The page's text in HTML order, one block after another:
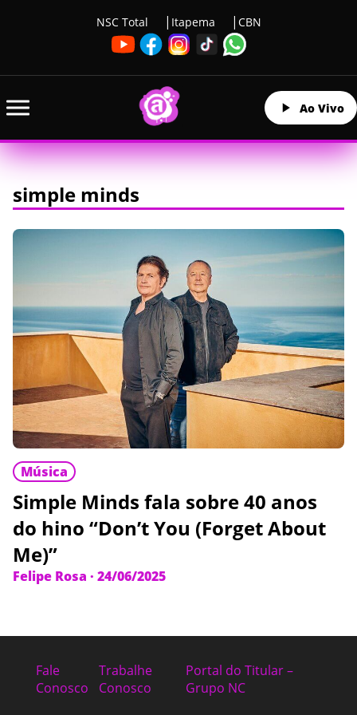
NSC Total Itapema CBN
Ao Vivo
simple minds
Música
Simple Minds fala sobre 40 anos
do hino “Don’t You (Forget About
Me)”
Felipe Rosa · 24/06/2025
Fale
Conosco
Trabalhe
Conosco
Portal do Titular –
Grupo NC